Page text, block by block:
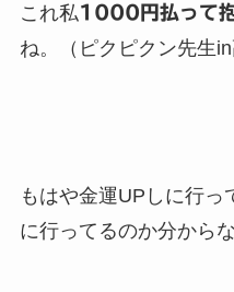
これ私1000円払って
ね。（ピクピクン先生in
もはや金運UPしに行
に行ってるのか分から